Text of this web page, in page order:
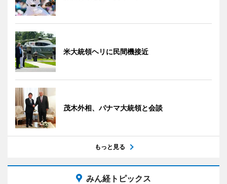
米大統領ヘリに民間機接近
茂木外相、パナマ大統領と会談
もっと見る
みん経トピックス